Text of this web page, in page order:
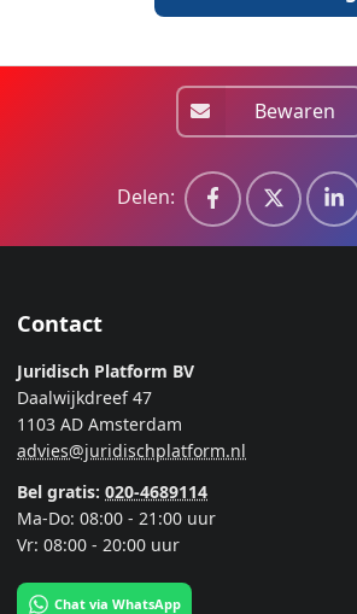
Bewaren
Delen:
Contact
Juridisch Platform BV
Daalwijkdreef 47
1103 AD Amsterdam
advies@juridischplatform.nl
Bel gratis: 020-4689114
Ma-Do: 08:00 - 21:00 uur
Vr: 08:00 - 20:00 uur
Chat via WhatsApp